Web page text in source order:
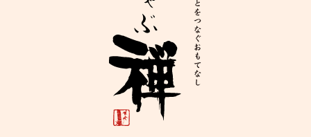
ブランドトップ
ご予約はこちら